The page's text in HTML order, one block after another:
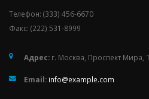
Телефон: (333) 456-6670
Факс: (222) 531-8999
Адрес: г. Москва, Проспект Мира, 1
Email: info@example.com